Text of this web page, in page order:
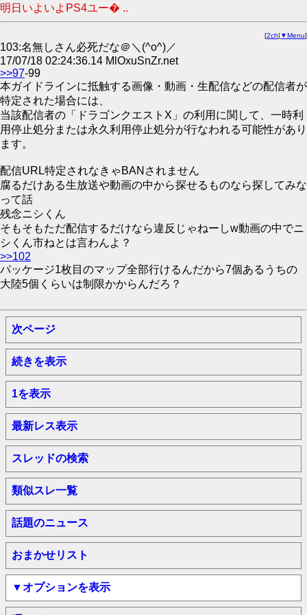
明日いよいよPS4ユー� ..
[2ch| ▼Menu]
103:名無しさん必死だな＠＼(^o^)／
17/07/18 02:24:36.14 MlOxuSnZr.net
>>97-99
本ガイドラインに抵触する画像・動画・生配信などの配信者が
特定された場合には、
当該配信者の「ドラゴンクエストX」の利用に関して、一時利
用停止処分または永久利用停止処分が行なわれる可能性があり
ます。
配信URL特定されなきゃBANされません
腐るだけある生放送や動画の中から探せるものなら探してみな
って話
残念ニシくん
そもそもただ配信するだけなら違反じゃねーしw動画の中でニ
シくん市ねとは言わんよ？
>>102
パッケージ1枚目のマップ全部行けるんだから7個あるうちの
大陸5個くらいは制限かからんだろ？
次ページ
続きを表示
1を表示
最新レス表示
スレッドの検索
類似スレ一覧
話題のニュース
おまかせリスト
▼オプションを表示